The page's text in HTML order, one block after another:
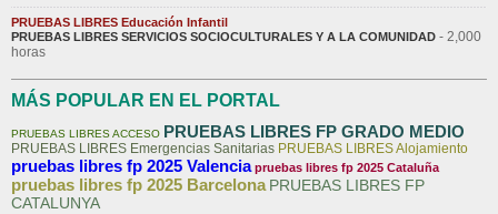
PRUEBAS LIBRES Educación Infantil
PRUEBAS LIBRES SERVICIOS SOCIOCULTURALES Y A LA COMUNIDAD - 2,000
horas
MÁS POPULAR EN EL PORTAL
PRUEBAS LIBRES ACCESO PRUEBAS LIBRES FP GRADO MEDIO
PRUEBAS LIBRES Emergencias Sanitarias PRUEBAS LIBRES Alojamiento
pruebas libres fp 2025 Valencia pruebas libres fp 2025 Cataluña
pruebas libres fp 2025 Barcelona PRUEBAS LIBRES FP
CATALUNYA